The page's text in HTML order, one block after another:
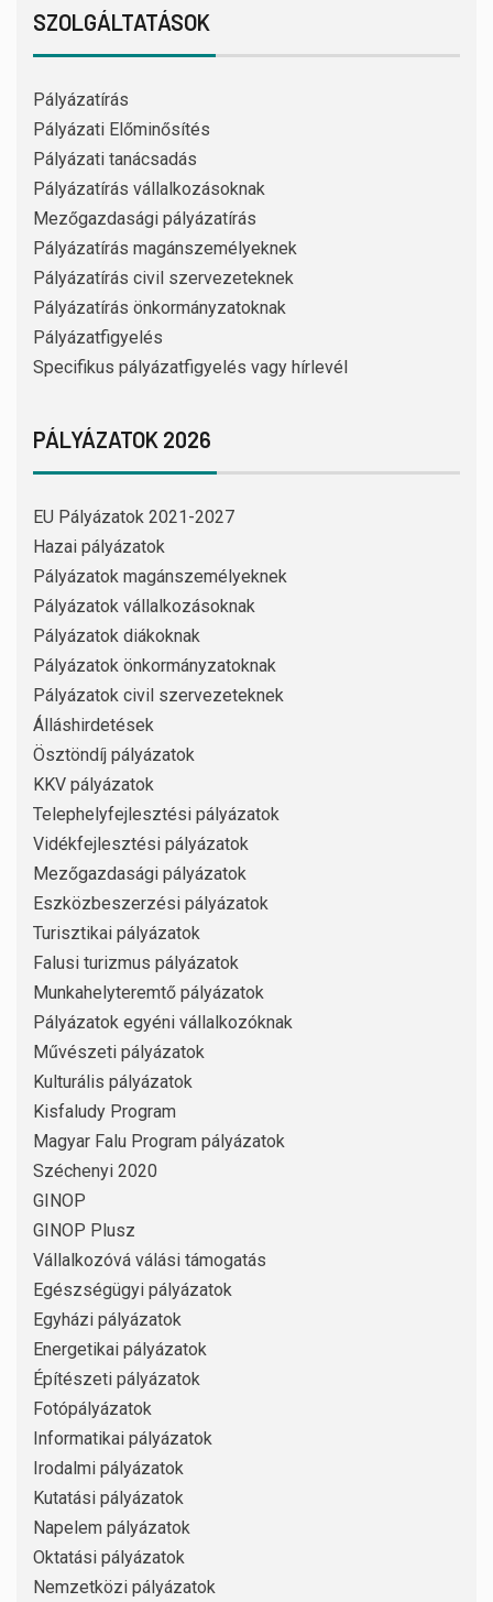
SZOLGÁLTATÁSOK
Pályázatírás
Pályázati Előminősítés
Pályázati tanácsadás
Pályázatírás vállalkozásoknak
Mezőgazdasági pályázatírás
Pályázatírás magánszemélyeknek
Pályázatírás civil szervezeteknek
Pályázatírás önkormányzatoknak
Pályázatfigyelés
Specifikus pályázatfigyelés vagy hírlevél
PÁLYÁZATOK 2026
EU Pályázatok 2021-2027
Hazai pályázatok
Pályázatok magánszemélyeknek
Pályázatok vállalkozásoknak
Pályázatok diákoknak
Pályázatok önkormányzatoknak
Pályázatok civil szervezeteknek
Álláshirdetések
Ösztöndíj pályázatok
KKV pályázatok
Telephelyfejlesztési pályázatok
Vidékfejlesztési pályázatok
Mezőgazdasági pályázatok
Eszközbeszerzési pályázatok
Turisztikai pályázatok
Falusi turizmus pályázatok
Munkahelyteremtő pályázatok
Pályázatok egyéni vállalkozóknak
Művészeti pályázatok
Kulturális pályázatok
Kisfaludy Program
Magyar Falu Program pályázatok
Széchenyi 2020
GINOP
GINOP Plusz
Vállalkozóvá válási támogatás
Egészségügyi pályázatok
Egyházi pályázatok
Energetikai pályázatok
Építészeti pályázatok
Fotópályázatok
Informatikai pályázatok
Irodalmi pályázatok
Kutatási pályázatok
Napelem pályázatok
Oktatási pályázatok
Nemzetközi pályázatok